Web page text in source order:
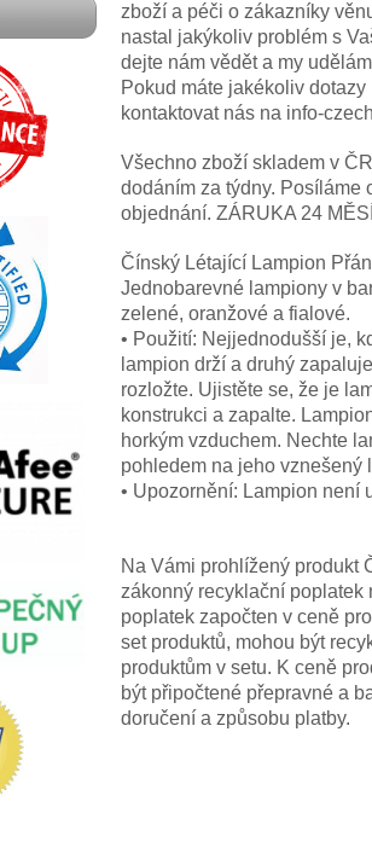
zboží a péči o zákazníky
nastal jakýkoliv problém s
dejte nám vědět a my
Pokud máte jakékoliv
kontaktovat nás na info-
Všechno zboží skladem v
dodáním za týdny. Posíláme
objednání. ZÁRUKA 24
Čínský Létající Lampion
Jednobarevné lampiony v
zelené, oranžové a fialové.
• Použití: Nejjednodušší je,
lampion drží a druhý
rozložte. Ujistěte se, že je
konstrukci a zapalte.
horkým vzduchem. Nechte
pohledem na jeho vznešený
• Upozornění: Lampion není
Na Vámi prohlížený produkt
zákonný recyklační
poplatek započten v ceně
set produktů, mohou být
produktům v setu. K ceně
být připočtené přepravné a
doručení a způsobu platby.